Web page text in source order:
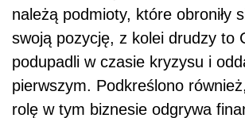
należą podmioty, które obroniły
swoją pozycję, z kolei drudzy to
podupadli w czasie kryzysu i
pierwszym. Podkreślono
rolę w tym biznesie odgrywa